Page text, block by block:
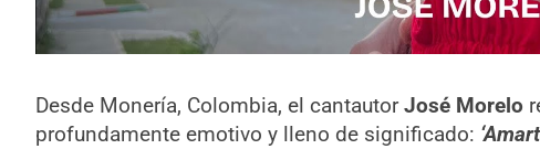
Desde Monería, Colombia, el cantautorJosé Morelo
profundamente emotivo y lleno de significado: